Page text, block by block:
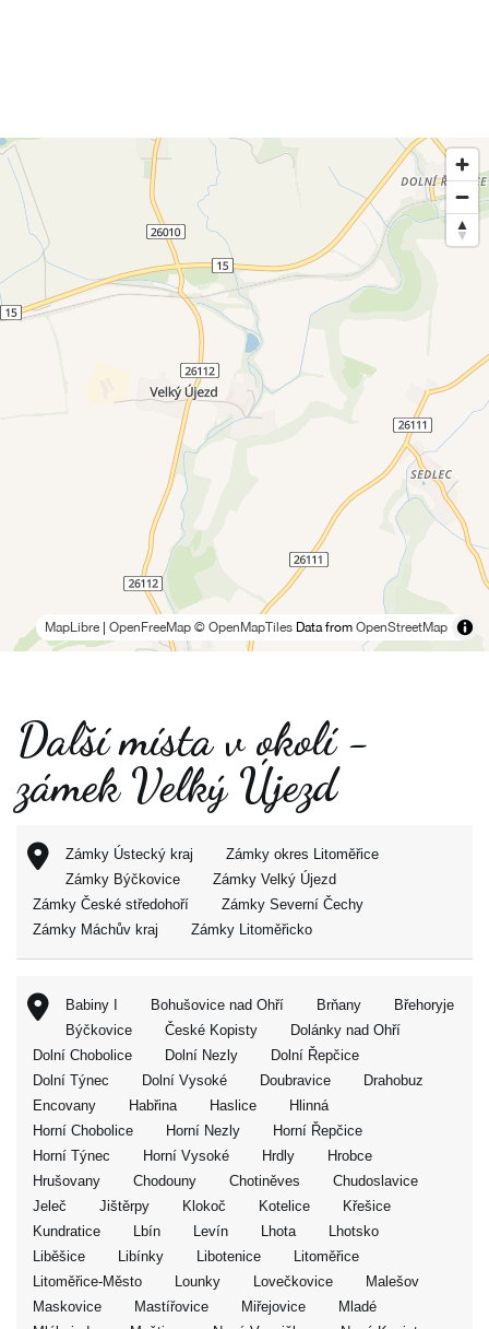
MapLibre OpenFreeMap © OpenMapTiles Data from OpenStreetMap
Další místa v okolí -
zámek Velký Újezd
Zámky Ústecký kraj
Zámky okres Litoměřice
Zámky Býčkovice
Zámky Velký Újezd
Zámky České středohoří
Zámky Severní Čechy
Zámky Máchův kraj
Zámky Litoměřicko
Babiny I Bohušovice nad Ohří Brňany
Břehoryje
Býčkovice
České Kopisty
Dolánky nad Ohří
Dolní Chobolice
Dolní Nezly
Dolní Řepčice
Dolní Týnec
Dolní Vysoké Doubravice
Drahobuz
Encovany
Habřina Haslice
Hlinná
Horní Chobolice
Horní Nezly
Horní Řepčice
Horní Týnec
Horní Vysoké Hrdly
Hrobce
Hrušovany
Chodouny Chotiněves
Chudoslavice
Jeleč
Jištěrpy Klokoč Kotelice
Křešice
Kundratice
Lbín Levín Lhota
Lhotsko
Liběšice
Libínky Libotenice
Litoměřice
Litoměřice-Město
Lounky Lovečkovice
Malešov
Maskovice
Mastířovice Miřejovice
Mladé